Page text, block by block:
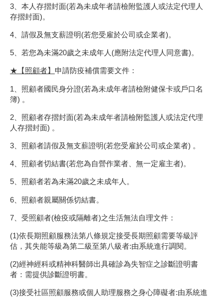
3、本人存摺封面(若為未成年者請檢附監護人或法定代理人
存摺封面)。
4、請假及無支薪證明(若您受雇於公司或企業者)。
5、若您為未滿20歲之未成年人(應附法定代理人同意書)。
★ 【照顧者】 申請防疫補償需要文件：
1、照顧者國民身分證(若為未成年者請檢附健保卡或戶口名
簿) 。
2、照顧者存摺封面(若為未成年者請檢附監護人或法定代理
人存摺封面) 。
3、照顧者請假及無支薪證明(若您受雇於公司或企業者) 。
4、照顧者切結書(若您為自營作業者、無一定雇主者)。
5、照顧者若為未滿20歲之未成年人。
6、照顧者親屬關係切結書。
7、受照顧者(檢疫或隔離者)之生活無法自理文件：
(1)依長期照顧服務法第八條規定接受長期照顧需要等級評
估，其失能等級為第二級至第八級者:由系統進行調閱。
(2)經神經科或精神科醫師出具確診為失智症之診斷證明書
者：需提供診斷證明書。
(3)接受社區照顧服務或個人助理服務之身心障礙者:由系統進